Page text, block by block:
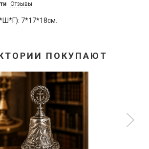
Отзывы
7*17*18см.
ПОКУПАЮТ